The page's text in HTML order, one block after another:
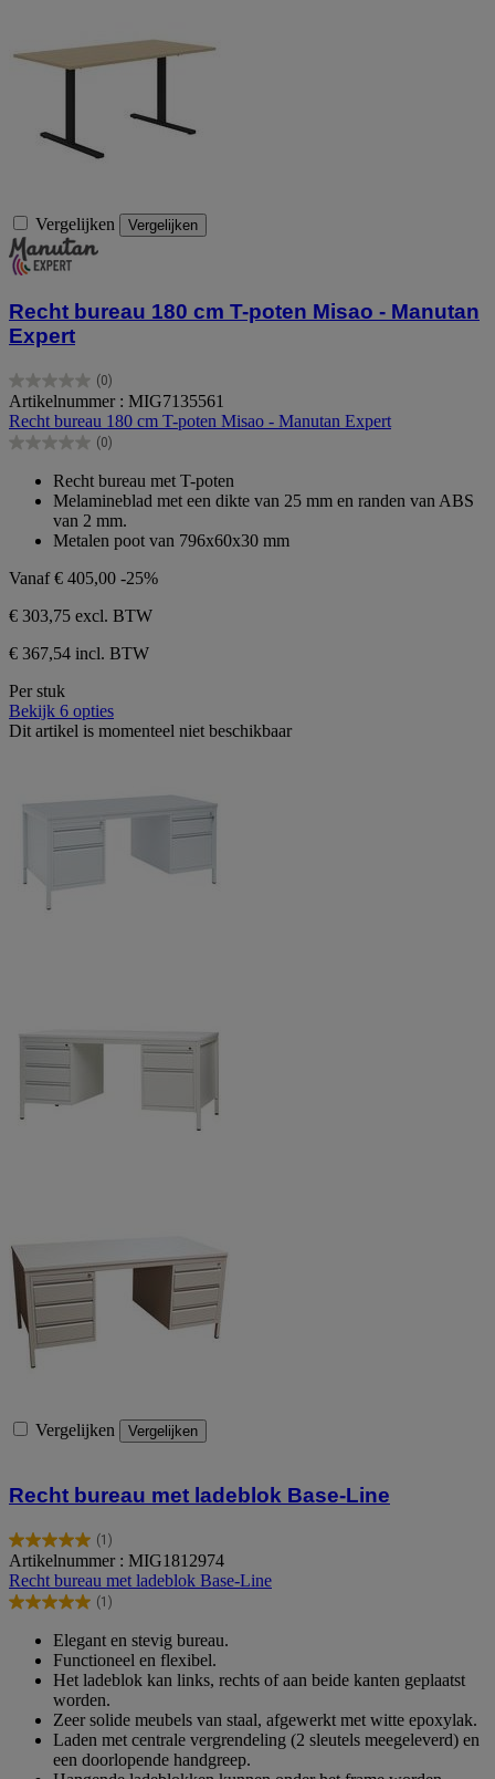
Vergelijken Vergelijken
Recht bureau 180 cm T-poten Misao - Manutan
Expert
(0)
0.0
van
de
5
Artikelnummer : MIG7135561
Recht bureau 180 cm T-poten Misao - Manutan Expert
(0)
0.0
sterren.
Recht bureau met T-poten
Melamineblad met een dikte van 25 mm en randen van ABS
van 2 mm.
Metalen poot van 796x60x30 mm
Vanaf€ 405,00 -25%
€ 303,75 excl. BTW
€ 367,54 incl. BTW
Per stuk
Bekijk 6 opties
Dit artikel is momenteel niet beschikbaar
Vergelijken Vergelijken
Recht bureau met ladeblok Base-Line
(1)
5.0
van
de
5
beoordeling
Artikelnummer : MIG1812974
Recht bureau met ladeblok Base-Line
(1)
5.0
sterren.
beoordeling
Elegant en stevig bureau.
Functioneel en flexibel.
Het ladeblok kan links, rechts of aan beide kanten geplaatst
worden.
Zeer solide meubels van staal, afgewerkt met witte epoxylak.
Laden met centrale vergrendeling (2 sleutels meegeleverd) en
een doorlopende handgreep.